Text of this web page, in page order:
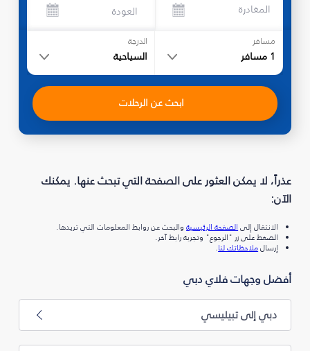
المغادرة العودة
مسافر
1 مسافر
الدرجة
السياحية
ابحث عن الرحلات
عذراً، لا يمكن العثور على الصفحة التي تبحث عنها. يمكنك
الآن:
الانتقال إلىالصفحة الرئيسيةوالبحث عن روابط المعلومات التي تريدها.
الضغط على زر "الرجوع" وتجربة رابط آخر.
إرسالملاحظاتك لنا.
أفضل وجهات فلاي دبي
دبي إلى تبيليسي